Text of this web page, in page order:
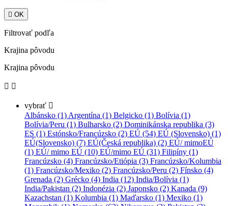
 OK
Filtrovať podľa
Krajina pôvodu
Krajina pôvodu
 
vybrať 
Albánsko (1) Argentína (1) Belgicko (1) Bolívia (1)
Bolívia/Peru (1) Bulharsko (2) Dominikánska republika (3)
ES (1) Estónsko/Francúzsko (2) EÚ (54) EÚ (Slovensko) (1)
EÚ(Slovensko) (7) EÚ(Česká republika) (2) EÚ/ mimoEÚ
(1) EÚ/ mimo EÚ (10) EÚ/mimo EÚ (31) Filipíny (1)
Francúzsko (4) Francúzsko/Etiópia (3) Francúzsko/Kolumbia
(1) Francúzsko/Mexiko (2) Francúzsko/Peru (2) Fínsko (4)
Grenada (2) Grécko (4) India (12) India/Bolívia (1)
India/Pakistan (2) Indonézia (2) Japonsko (2) Kanada (9)
Kazachstan (1) Kolumbia (1) Maďarsko (1) Mexiko (1)